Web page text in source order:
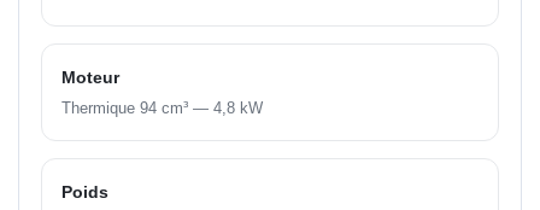
Moteur
Thermique 94 cm³ — 4,8 kW
Poids